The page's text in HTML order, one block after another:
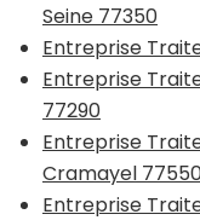
Seine 77350
Entreprise
Entreprise
77290
Entreprise
Cramayel
Entreprise